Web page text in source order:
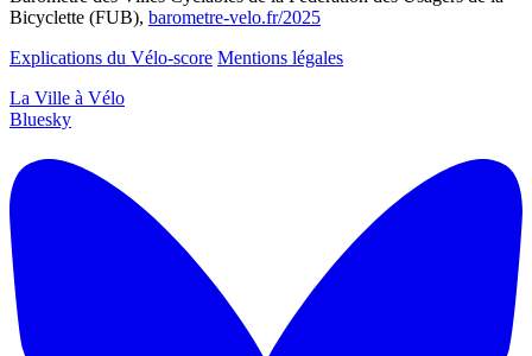
Bicyclette (FUB), barometre-velo.fr/2025
Explications du Vélo-score Mentions légales
La Ville à Vélo
Bluesky